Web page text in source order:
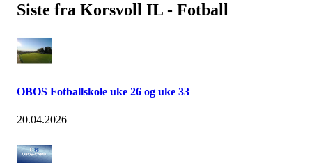
Siste fra Korsvoll IL - Fotball
OBOS Fotballskole uke 26 og uke 33
20.04.2026